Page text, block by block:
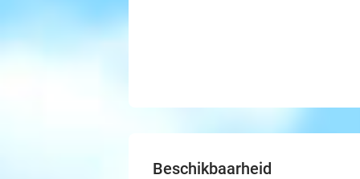
Beschikbaarheid